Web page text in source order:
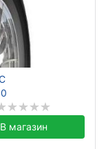
В магазин